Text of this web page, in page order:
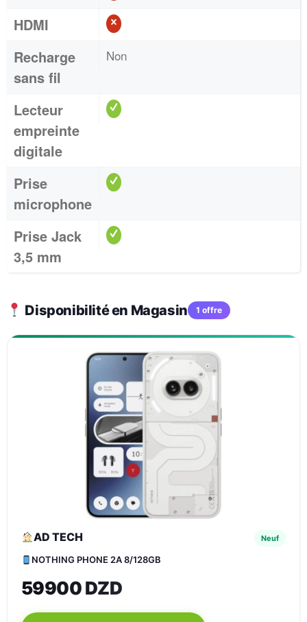
HDMI
Recharge
sans fil
Non
Lecteur
empreinte
digitale
Prise
microphone
Prise Jack
3,5 mm
Disponibilité en Magasin 1 offre
AD TECH Neuf
NOTHING PHONE 2A 8/128GB
59900 DZD